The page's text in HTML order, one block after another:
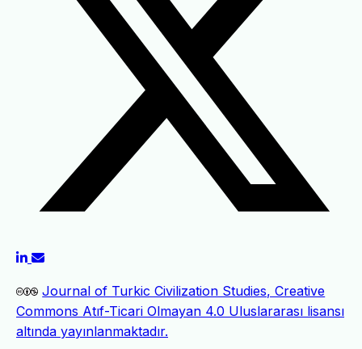
Journal of Turkic Civilization Studies, Creative
Commons Atıf-Ticari Olmayan 4.0 Uluslararası lisansı
altında yayınlanmaktadır.